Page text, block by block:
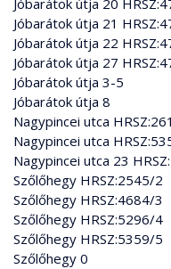
Jóbarátok útja 20
Jóbarátok útja 21
Jóbarátok útja 22
Jóbarátok útja 27
Jóbarátok útja 3-5
Jóbarátok útja 8
Nagypincei utca
Nagypincei utca
Nagypincei utca 23
Szőlőhegy HRSZ:2545/2
Szőlőhegy HRSZ:4684/3
Szőlőhegy HRSZ:5296/4
Szőlőhegy HRSZ:5359/5
Szőlőhegy 0